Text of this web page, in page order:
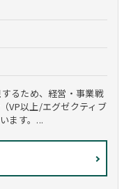
るため、経営・事業戦
VP以上/エグゼクティブ
ます。...